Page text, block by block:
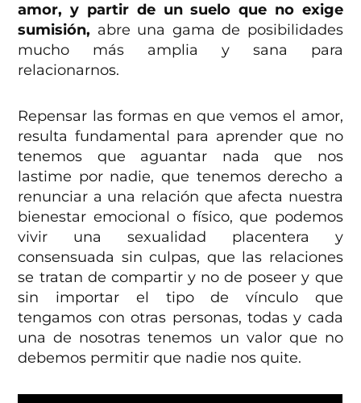
amor, y partir de un suelo que no exige
sumisión, abre una gama de posibilidades
mucho más amplia y sana para
relacionarnos.
Repensar las formas en que vemos el amor,
resulta fundamental para aprender que no
tenemos que aguantar nada que nos
lastime por nadie, que tenemos derecho a
renunciar a una relación que afecta nuestra
bienestar emocional o físico, que podemos
vivir una sexualidad placentera y
consensuada sin culpas, que las relaciones
se tratan de compartir y no de poseer y que
sin importar el tipo de vínculo que
tengamos con otras personas, todas y cada
una de nosotras tenemos un valor que no
debemos permitir que nadie nos quite.